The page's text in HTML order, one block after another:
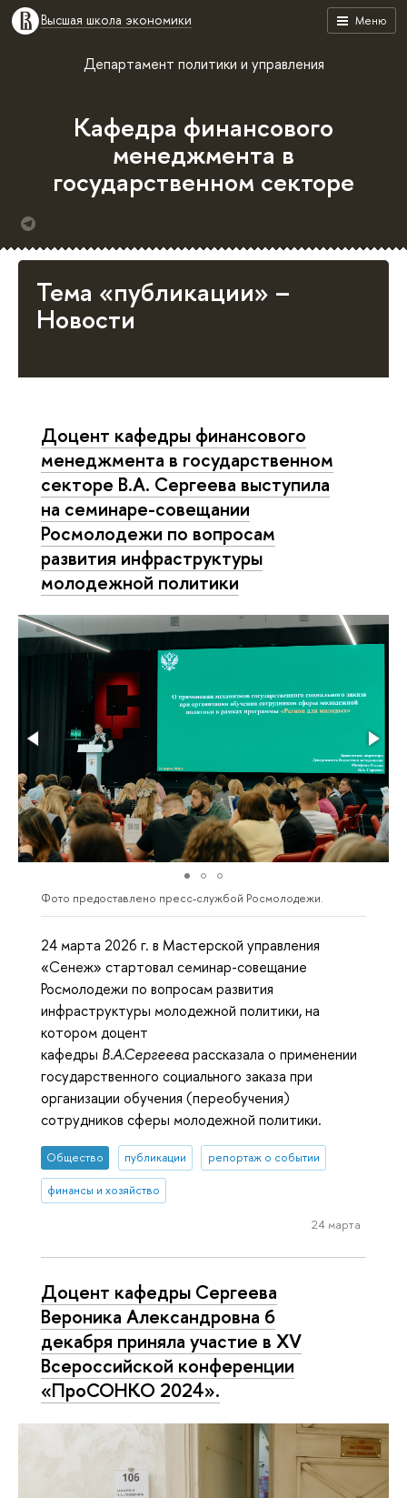
Меню
Высшая школа экономики
Департамент политики и управления
Кафедра финансового
менеджмента в
государственном секторе
Тема «публикации» –
Новости
Доцент кафедры финансового
менеджмента в государственном
секторе В.А. Сергеева выступила
на семинаре-совещании
Росмолодежи по вопросам
развития инфраструктуры
молодежной политики
Фото предоставлено пресс-службой Росмолодежи.
24 марта 2026 г. в Мастерской управления
«Сенеж» стартовал семинар-совещание
Росмолодежи по вопросам развития
инфраструктуры молодежной политики, на
котором доцент
кафедры В.А.Сергееварассказала о применении
государственного социального заказа при
организации обучения (переобучения)
сотрудников сферы молодежной политики.
Общество публикации репортаж о событии
финансы и хозяйство
24 марта
Доцент кафедры Сергеева
Вероника Александровна 6
декабря приняла участие в XV
Всероссийской конференции
«ПроСОНКО 2024».